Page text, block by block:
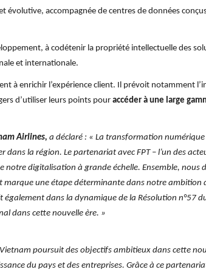
accompagnée de centres de données
à codétenir la propriété intellectuelle des
et internationale.
à enrichir l’expérience client. Il prévoit notamment
d’utiliser leurs points pour accéder à une large
Airlines, a déclaré : « La transformation
la région. Le partenariat avec FPT – l’un des
notre digitalisation à grande échelle. Ensemble, nous
marque une étape déterminante dans notre ambition
également dans la dynamique de la Résolution n°57
dans cette nouvelle ère. »
Vietnam poursuit des objectifs ambitieux dans cette
du pays et des entreprises. Grâce à ce